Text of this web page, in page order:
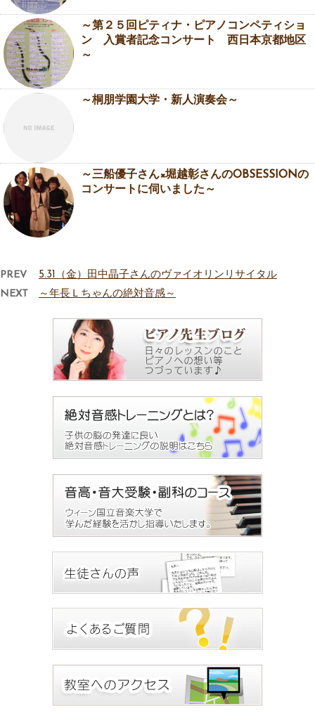
～第２５回ピティナ・ピアノコンペティショ
ン 入賞者記念コンサート 西日本京都地区
～
～桐朋学園大学・新人演奏会～
～三船優子さん×堀越彰さんのOBSESSIONの
コンサートに伺いました～
PREV
5.31（金）田中晶子さんのヴァイオリンリサイタル
NEXT
～年長Ｌちゃんの絶対音感～